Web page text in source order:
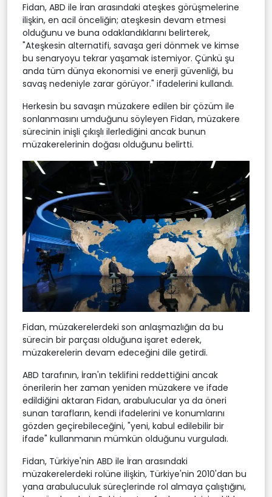
Fidan, ABD ile İran arasındaki ateşkes görüşmelerine
ilişkin, en acil önceliğin; ateşkesin devam etmesi
olduğunu ve buna odaklandıklarını belirterek,
"Ateşkesin alternatifi, savaşa geri dönmek ve kimse
bu senaryoyu tekrar yaşamak istemiyor. Çünkü şu
anda tüm dünya ekonomisi ve enerji güvenliği, bu
savaş nedeniyle zarar görüyor." ifadelerini kullandı.
Herkesin bu savaşın müzakere edilen bir çözüm ile
sonlanmasını umduğunu söyleyen Fidan, müzakere
sürecinin inişli çıkışlı ilerlediğini ancak bunun
müzakerelerinin doğası olduğunu belirtti.
Fidan, müzakerelerdeki son anlaşmazlığın da bu
sürecin bir parçası olduğuna işaret ederek,
müzakerelerin devam edeceğini dile getirdi.
ABD tarafının, İran'ın teklifini reddettiğini ancak
önerilerin her zaman yeniden müzakere ve ifade
edildiğini aktaran Fidan, arabulucular ya da öneri
sunan tarafların, kendi ifadelerini ve konumlarını
gözden geçirebileceğini, "yeni, kabul edilebilir bir
ifade" kullanmanın mümkün olduğunu vurguladı.
Fidan, Türkiye'nin ABD ile İran arasındaki
müzakerelerdeki rolüne ilişkin, Türkiye'nin 2010'dan bu
yana arabuluculuk süreçlerinde rol almaya çalıştığını,